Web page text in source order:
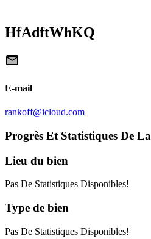
HfAdftWhKQ
E-mail
rankoff@icloud.com
Progrès Et Statistiques De La
Lieu du bien
Pas De Statistiques Disponibles!
Type de bien
Pas De Statistiques Disponibles!